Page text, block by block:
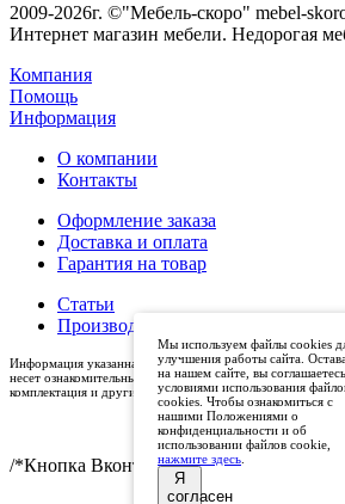
2009-2026г. ©"Мебель-скоро" mebel-
Интернет магазин мебели. Недорогая
Компания
Помощь
Информация
О компании
Контакты
Оформление заказа
Доставка и оплата
Гарантия на товар
Статьи
Производители
Информация указанная на сайте (описания и цены), не
несет ознакомительный характер. Окончательная цена,
комплектация и другие характеристики товаров -
/*Кнопка Вконтакте (международный
Мы используем файлы cookies
улучшения работы сайта.
на нашем сайте, вы
условиями использования
cookies. Чтобы ознакомиться с
нашими Положениями о
конфиденциальности и об
использовании файлов cookie,
нажмите здесь
Я
согласен